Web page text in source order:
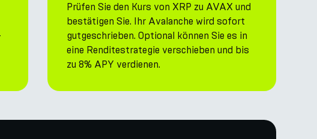
Prüfen Sie den Kurs von XRP zu AVAX und
bestätigen Sie. Ihr Avalanche wird sofort
gutgeschrieben. Optional können Sie es in
eine Renditestrategie verschieben und bis
zu 8% APY verdienen.